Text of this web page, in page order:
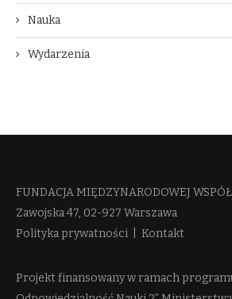
Nauka
Wydarzenia
FUNDACJA MIĘDZYNARODOWEJ
Zawojska 47, 02-927 Warszawa
Polityka prywatności
Kontakt
Projekt finansowany w ramach